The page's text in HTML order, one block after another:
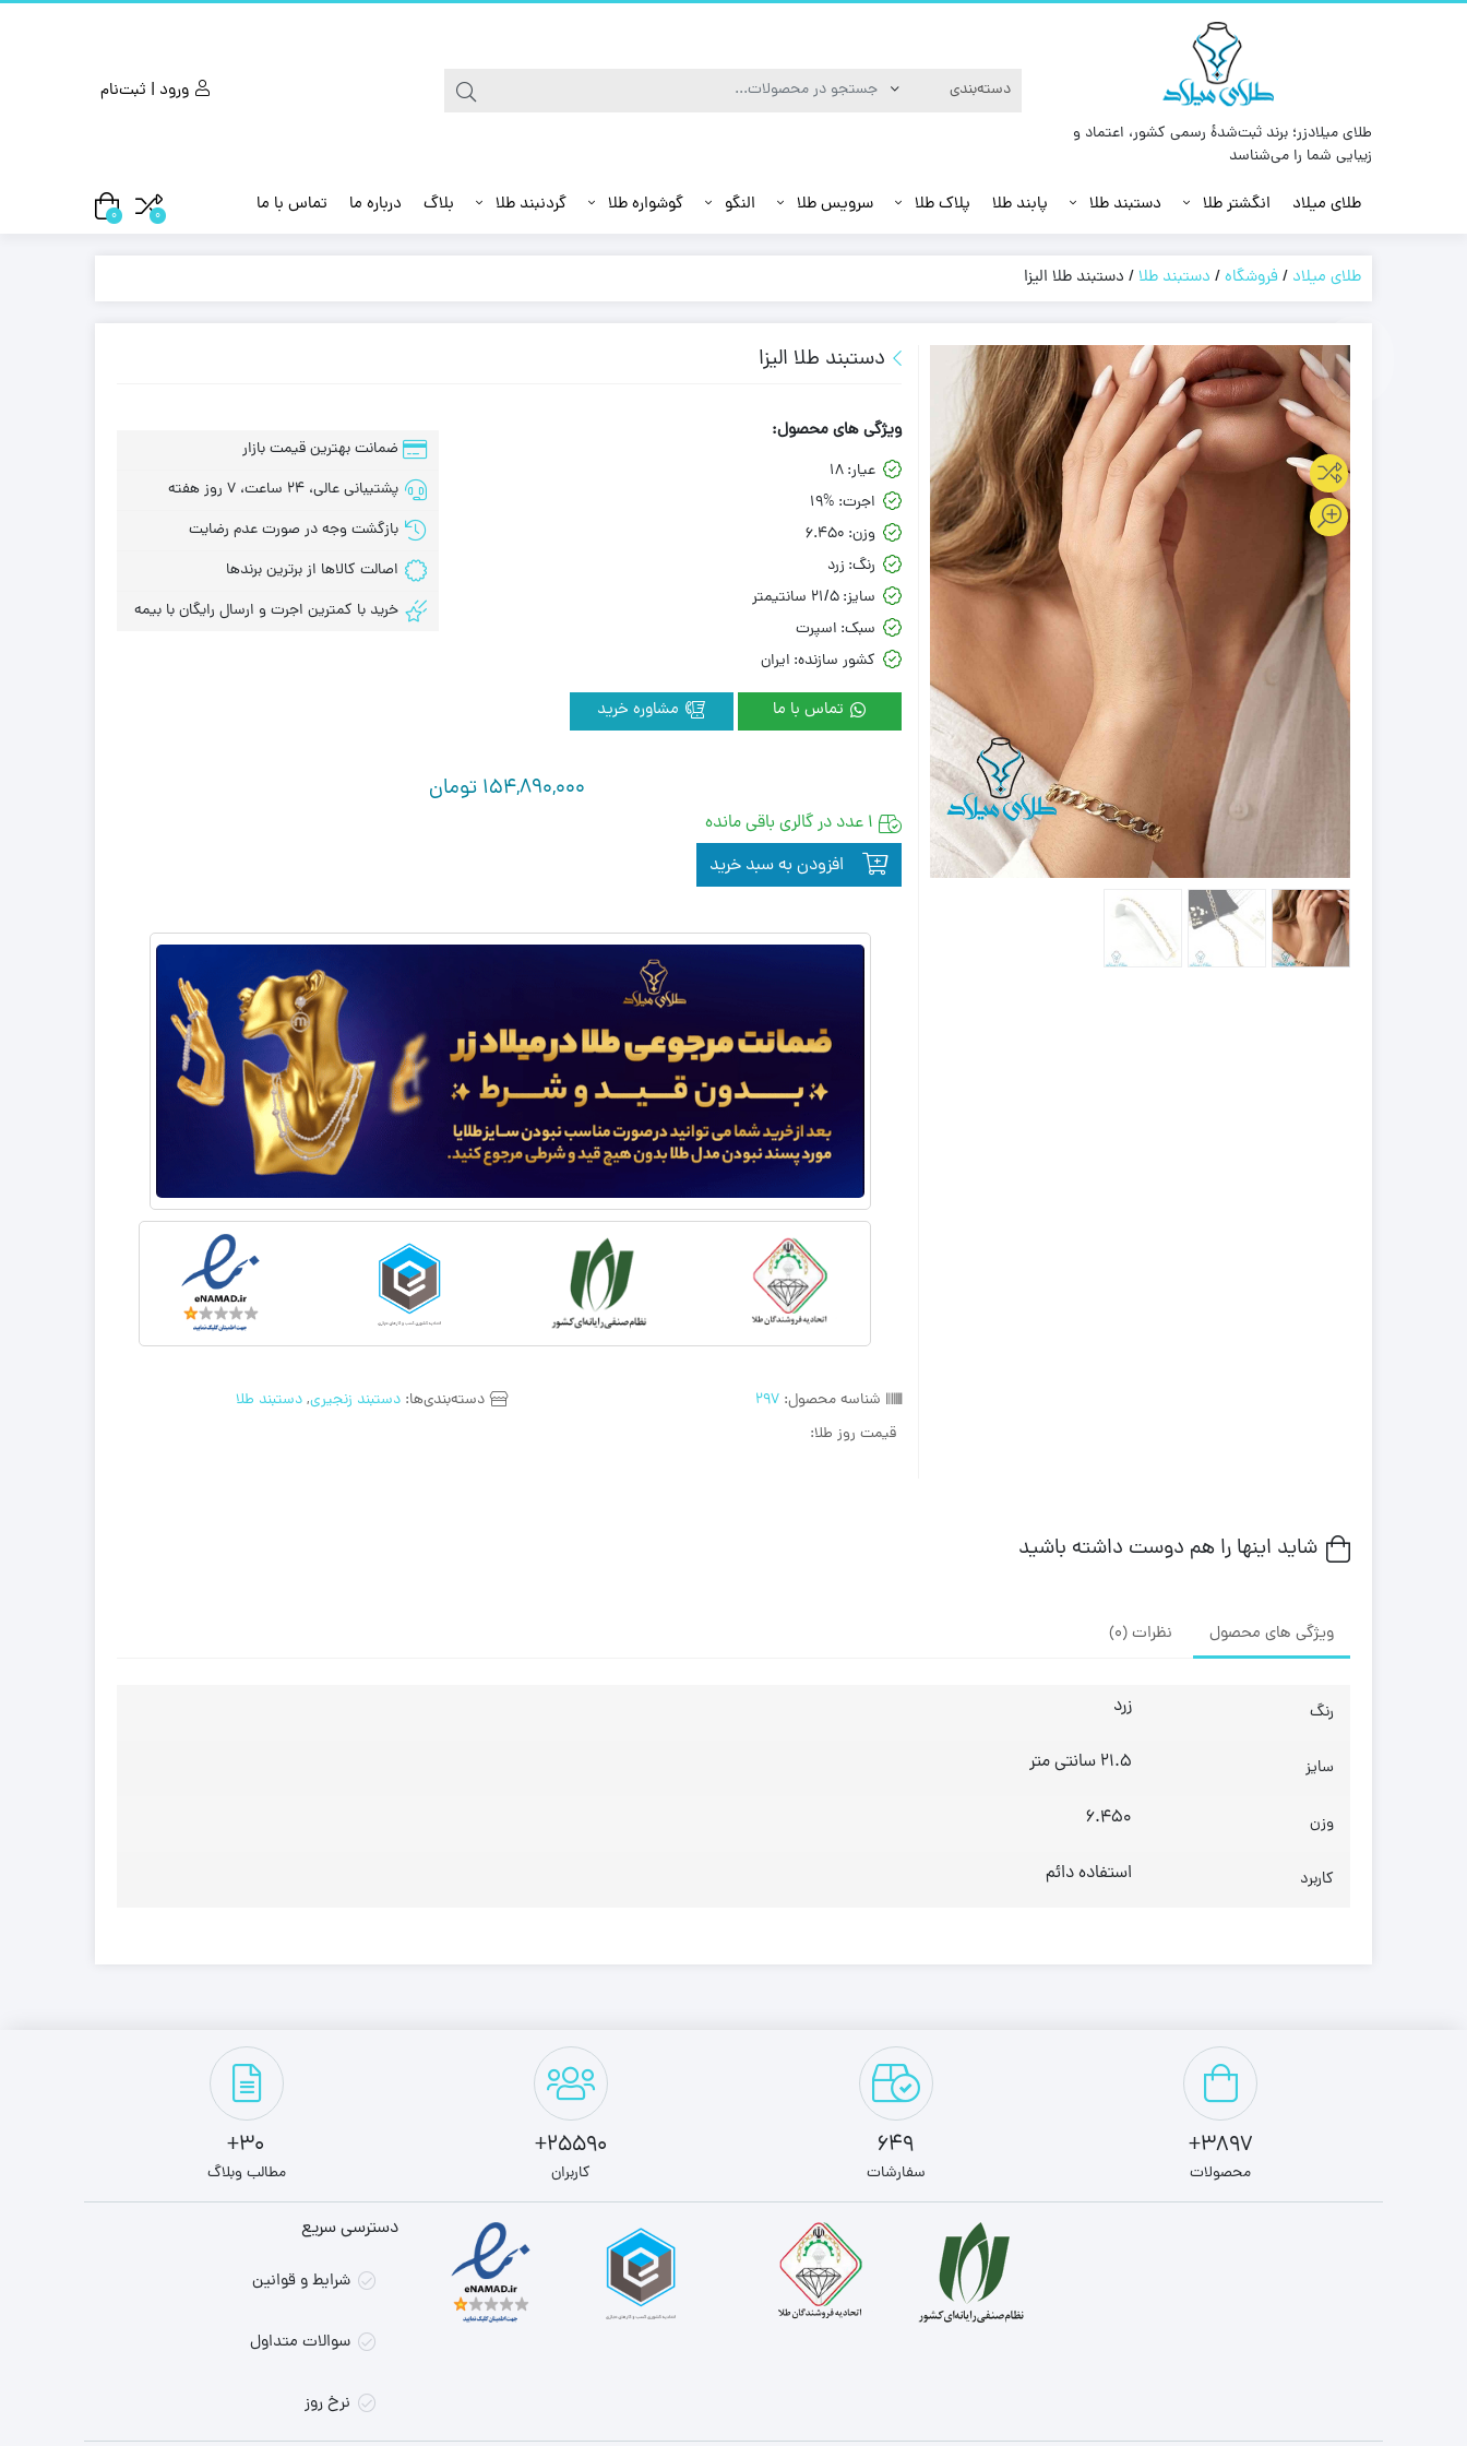
طلای میلادزر؛ برند ثبت‌شدهٔ رسمی کشور، اعتماد و
زیبایی شما را می‌شناسد
ورود | ثبت‌نام
طلای میلاد انگشتر طلا دستبند طلا پابند طلا پلاک طلا سرویس طلا النگو گوشواره طلا گردنبند طلا بلاگ درباره ما تماس با ما 0
0
طلای میلاد /فروشگاه/ دستبند طلا/ دستبند طلا الیزا
دستبند طلا الیزا
شناسه محصول:297 دسته‌بندی‌ها: دستبند زنجیری,دستبند طلا
قیمت روز طلا:
ویژگی های محصول:
عیار: 18
اجرت: 19%
وزن: 6.450
رنگ: زرد
سایز: 21/5 سانتیمتر
سبک: اسپرت
کشور سازنده: ایران
تماس با ما
ضمانت بهترین قیمت بازار
پشتیبانی عالی، 24 ساعت، 7 روز هفته
بازگشت وجه در صورت عدم رضایت
اصالت کالاها از برترین برندها
خرید با کمترین اجرت و ارسال رایگان با بیمه
154,890,000 تومان
1 عدد در گالری باقی مانده
افزودن به سبد خرید
شاید اینها را هم دوست داشته باشید
ویژگی های محصول نظرات (0)
رنگ زرد
سایز 21.5 سانتی متر
وزن 6.450
کاربرد استفاده دائم
3897+
محصولات
649
سفارشات
25590+
کاربران
30+
مطالب وبلاگ
دسترسی سریع
شرایط و قوانین
سوالات متداول
نرخ روز